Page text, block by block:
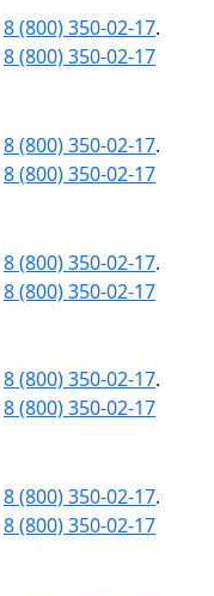
8 (800) 350-02-17.
8 (800) 350-02-17
8 (800) 350-02-17.
8 (800) 350-02-17
8 (800) 350-02-17.
8 (800) 350-02-17
8 (800) 350-02-17.
8 (800) 350-02-17
8 (800) 350-02-17.
8 (800) 350-02-17